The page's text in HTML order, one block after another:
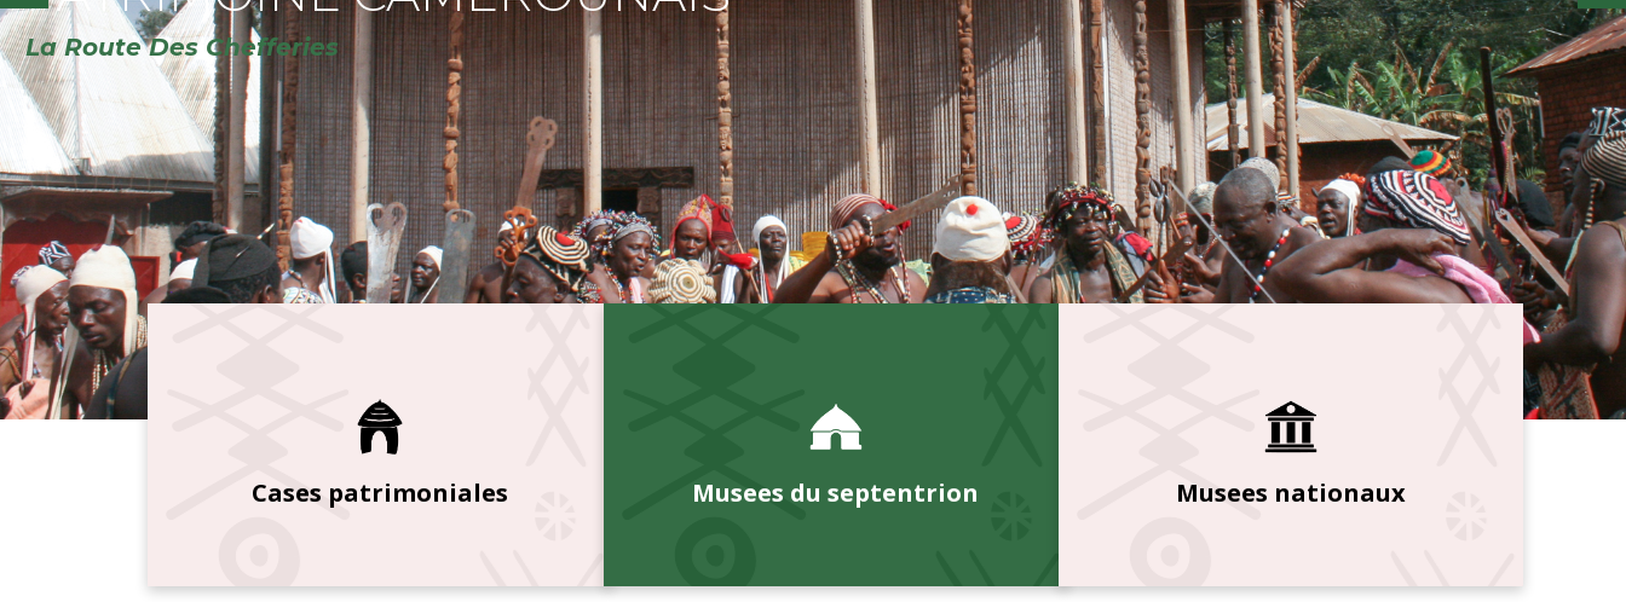
La Route Des Chefferies
Cases patrimoniales Musees du septentrion Musees nationaux